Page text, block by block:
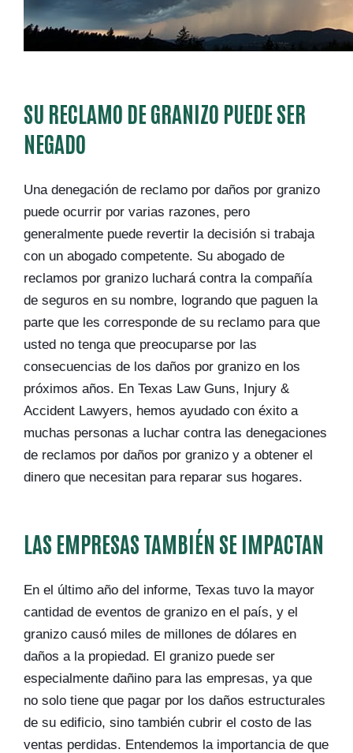
SU RECLAMO DE GRANIZO PUEDE SER
NEGADO
Una denegación de reclamo por daños por granizo
puede ocurrir por varias razones, pero
generalmente puede revertir la decisión si trabaja
con un abogado competente. Su abogado de
reclamos por granizo luchará contra la compañía
de seguros en su nombre, logrando que paguen la
parte que les corresponde de su reclamo para que
usted no tenga que preocuparse por las
consecuencias de los daños por granizo en los
próximos años. En Texas Law Guns, Injury &
Accident Lawyers, hemos ayudado con éxito a
muchas personas a luchar contra las denegaciones
de reclamos por daños por granizo y a obtener el
dinero que necesitan para reparar sus hogares.
LAS EMPRESAS TAMBIÉN SE IMPACTAN
En el último año del informe, Texas tuvo la mayor
cantidad de eventos de granizo en el país, y el
granizo causó miles de millones de dólares en
daños a la propiedad. El granizo puede ser
especialmente dañino para las empresas, ya que
no solo tiene que pagar por los daños estructurales
de su edificio, sino también cubrir el costo de las
ventas perdidas. Entendemos la importancia de que